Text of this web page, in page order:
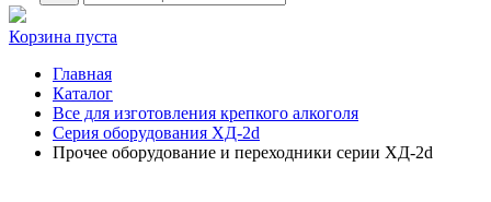
Корзина пуста
Главная
Каталог
Все для изготовления крепкого алкоголя
Серия оборудования ХД-2d
Прочее оборудование и переходники серии ХД-2d